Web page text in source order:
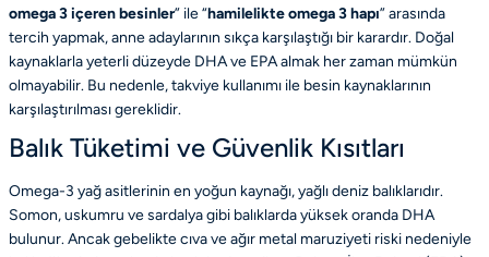
omega 3 içeren besinler” ile “hamilelikte omega 3 hapı” arasında
tercih yapmak, anne adaylarının sıkça karşılaştığı bir karardır. Doğal
kaynaklarla yeterli düzeyde DHA ve EPA almak her zaman mümkün
olmayabilir. Bu nedenle, takviye kullanımı ile besin kaynaklarının
karşılaştırılması gereklidir.
Balık Tüketimi ve Güvenlik Kısıtları
Omega-3 yağ asitlerinin en yoğun kaynağı, yağlı deniz balıklarıdır.
Somon, uskumru ve sardalya gibi balıklarda yüksek oranda DHA
bulunur. Ancak gebelikte cıva ve ağır metal maruziyeti riski nedeniyle